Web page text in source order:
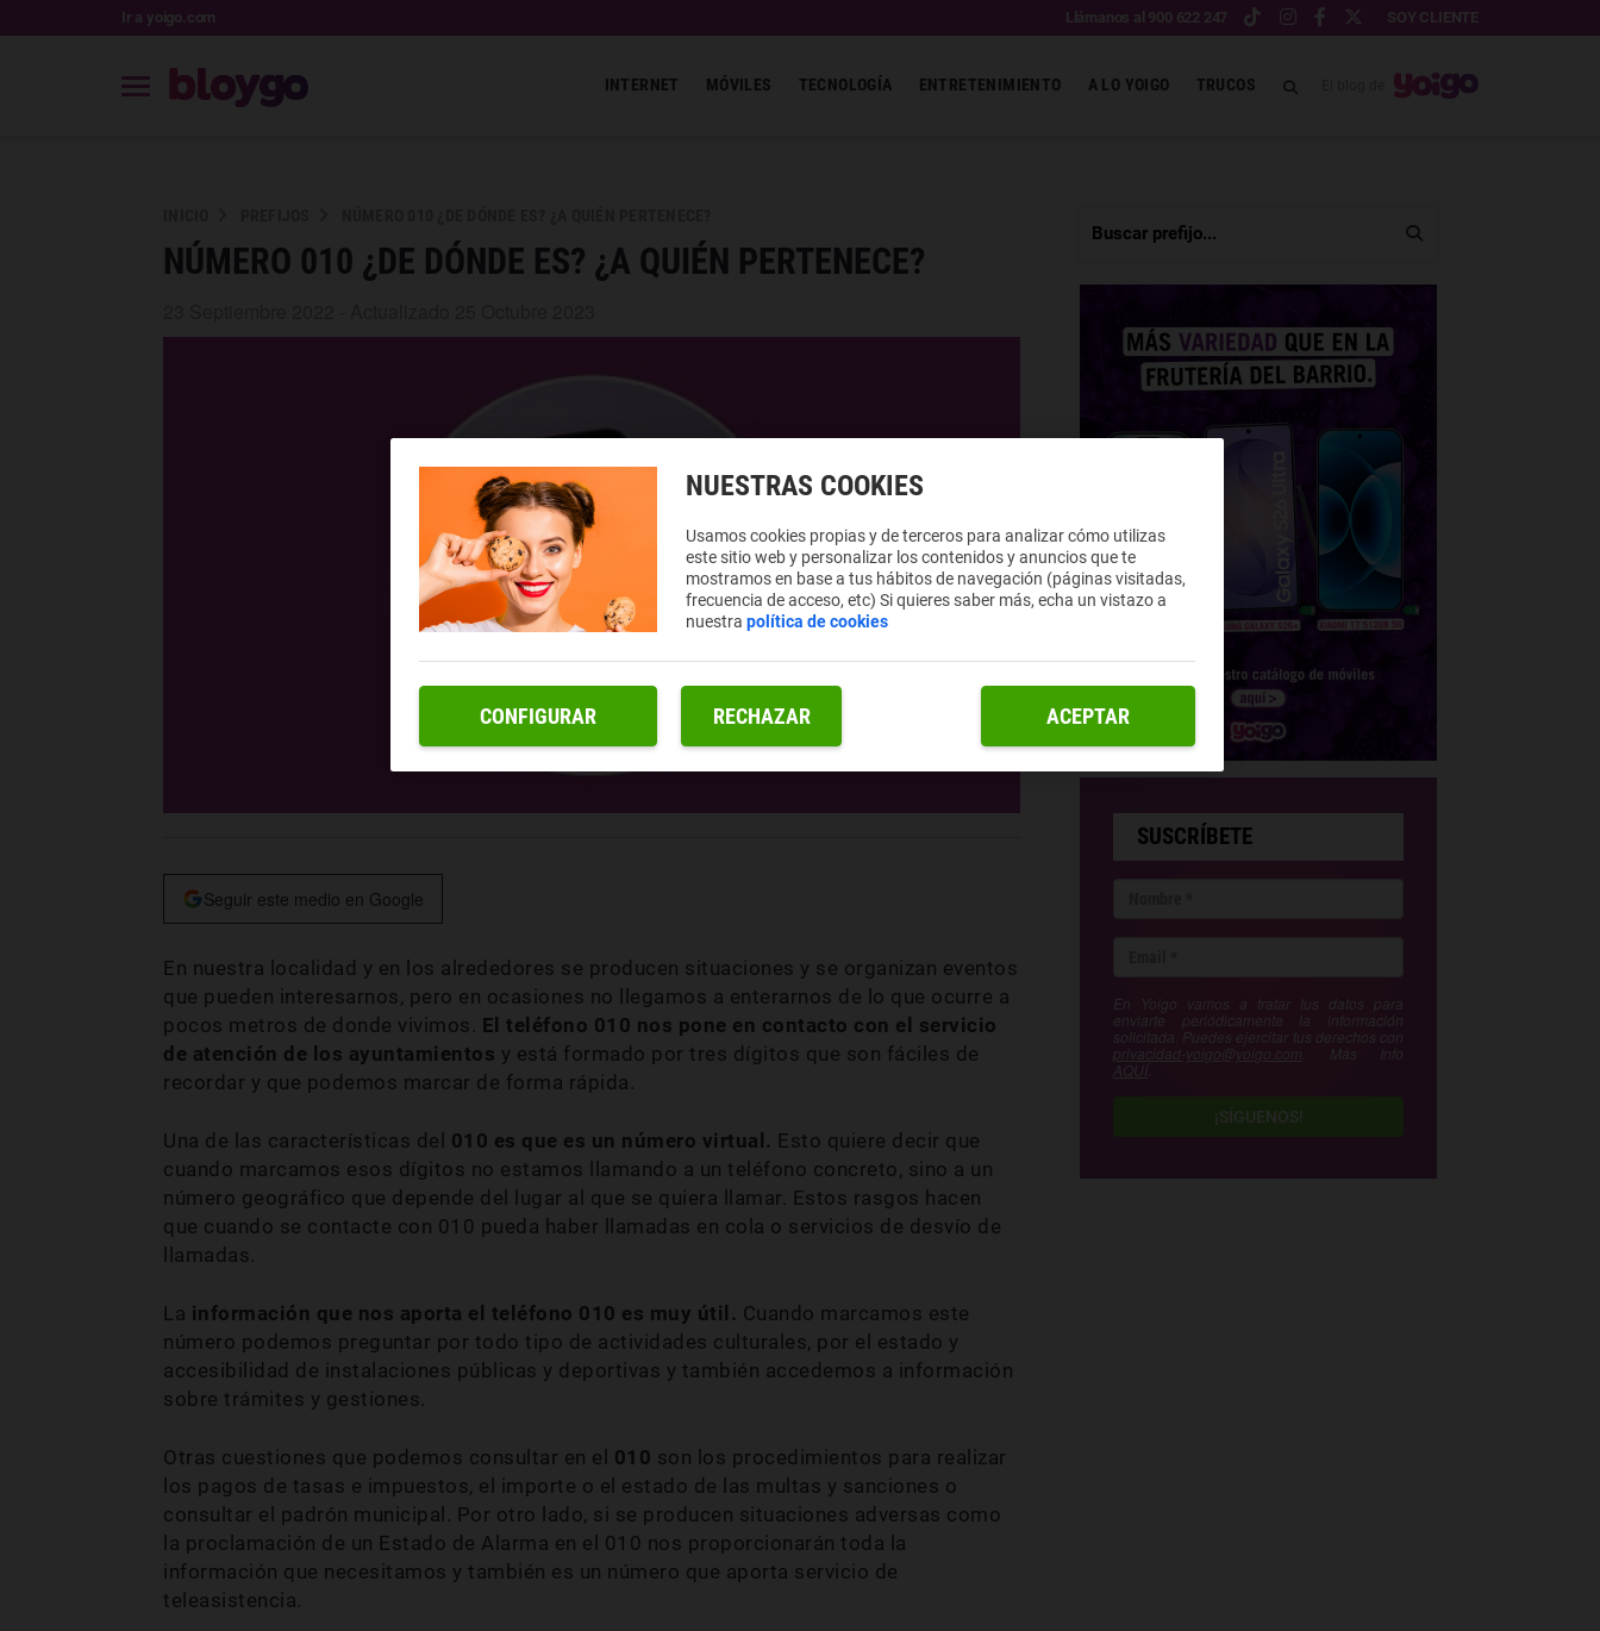
Ir a yoigo.com Llámanos al 900 622 247 SOY CLIENTE
INTERNET MÓVILES TECNOLOGÍA ENTRETENIMIENTO A LO YOIGO TRUCOS
NÚMERO 010 ¿DE DÓNDE ES? ¿A QUIÉN PERTENECE?
Seguir este medio en Google
En nuestra localidad y en los alrededores se producen situaciones y se organizan eventos
que pueden interesarnos, pero en ocasiones no llegamos a enterarnos de lo que ocurre a
pocos metros de donde vivimos. El teléfono 010 nos pone en contacto con el servicio
de atención de los ayuntamientos y está formado por tres dígitos que son fáciles de
recordar y que podemos marcar de forma rápida.
Una de las características del 010 es que es un número virtual. Esto quiere decir que
cuando marcamos esos dígitos no estamos llamando a un teléfono concreto, sino a un
número geográfico que depende del lugar al que se quiera llamar. Estos rasgos hacen
que cuando se contacte con 010 pueda haber llamadas en cola o servicios de desvío de
llamadas.
La información que nos aporta el teléfono 010 es muy útil. Cuando marcamos este
número podemos preguntar por todo tipo de actividades culturales, por el estado y
accesibilidad de instalaciones públicas y deportivas y también accedemos a información
sobre trámites y gestiones.
Otras cuestiones que podemos consultar en el 010 son los procedimientos para realizar
los pagos de tasas e impuestos, el importe o el estado de las multas y sanciones o
consultar el padrón municipal. Por otro lado, si se producen situaciones adversas como
la proclamación de un Estado de Alarma en el 010 nos proporcionarán toda la
información que necesitamos y también es un número que aporta servicio de
teleasistencia.
SUSCRÍBETE
En Yoigo vamos a tratar tus datos para
enviarte periódicamente la información
solicitada. Puedes ejercitar tus derechos con
privacidad-yoigo@yoigo.com . Más Info
AQUÍ
¡SÍGUENOS!
NUESTRAS COOKIES
Usamos cookies propias y de terceros para analizar cómo utilizas
este sitio web y personalizar los contenidos y anuncios que te
mostramos en base a tus hábitos de navegación (páginas visitadas,
frecuencia de acceso, etc) Si quieres saber más, echa un vistazo a
nuestrapolítica de cookies
RECHAZAR ACEPTAR
CONFIGURAR